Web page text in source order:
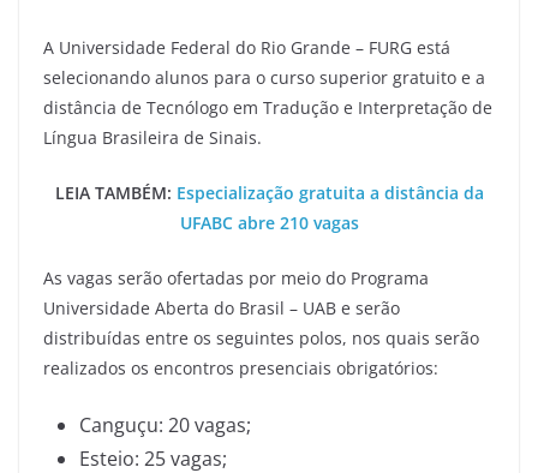
A Universidade Federal do Rio Grande – FURG está
selecionando alunos para o curso superior gratuito e a
distância de Tecnólogo em Tradução e Interpretação de
Língua Brasileira de Sinais.
LEIA TAMBÉM: Especialização gratuita a distância da
UFABC abre 210 vagas
As vagas serão ofertadas por meio do Programa
Universidade Aberta do Brasil – UAB e serão
distribuídas entre os seguintes polos, nos quais serão
realizados os encontros presenciais obrigatórios:
Canguçu: 20 vagas;
Esteio: 25 vagas;